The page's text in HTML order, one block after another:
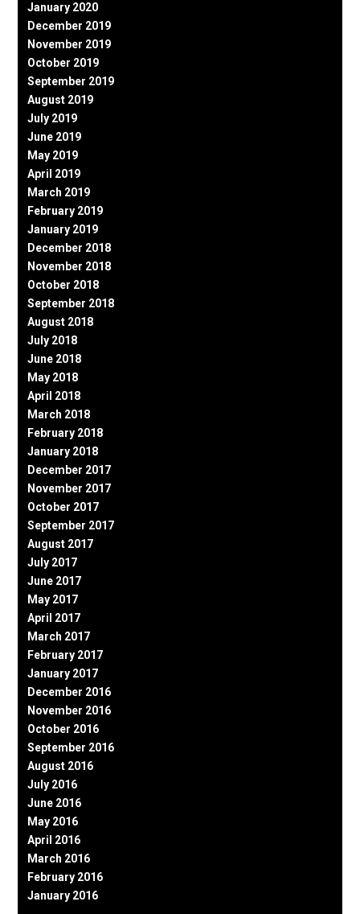
January 2020
December 2019
November 2019
October 2019
September 2019
August 2019
July 2019
June 2019
May 2019
April 2019
March 2019
February 2019
January 2019
December 2018
November 2018
October 2018
September 2018
August 2018
July 2018
June 2018
May 2018
April 2018
March 2018
February 2018
January 2018
December 2017
November 2017
October 2017
September 2017
August 2017
July 2017
June 2017
May 2017
April 2017
March 2017
February 2017
January 2017
December 2016
November 2016
October 2016
September 2016
August 2016
July 2016
June 2016
May 2016
April 2016
March 2016
February 2016
January 2016